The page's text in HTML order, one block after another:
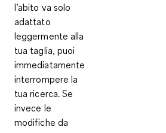
l’abito va solo
adattato
leggermente alla
tua taglia, puoi
immediatamente
interrompere la
tua ricerca. Se
invece le
modifiche da